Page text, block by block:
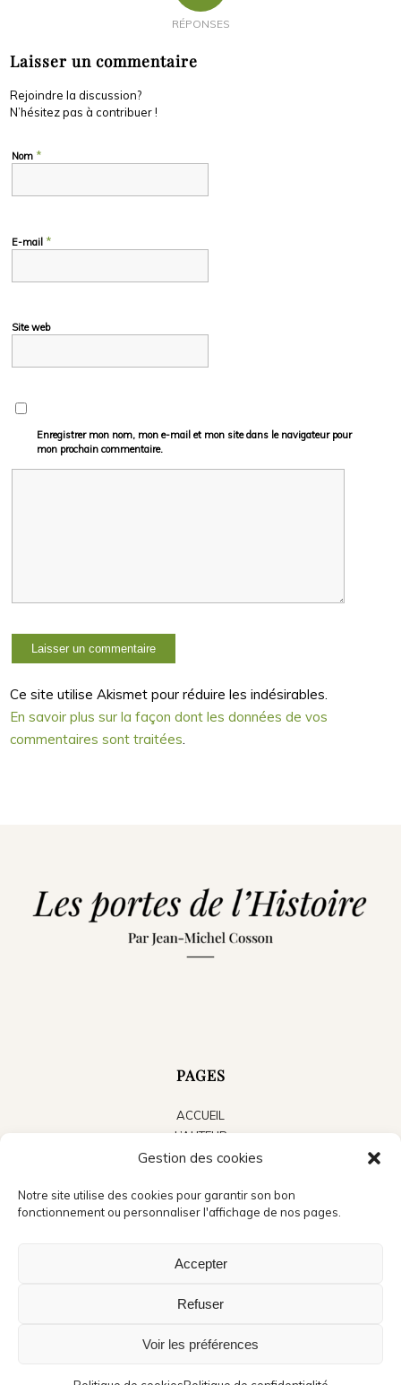
Gestion des cookies
Notre site utilise des cookies pour garantir son bon
fonctionnement ou personnaliser l'affichage de nos pages.
Accepter
Refuser
Voir les préférences
RÉPONSES
Laisser un commentaire
Rejoindre la discussion?
N’hésitez pas à contribuer !
Nom *
E-mail *
Site web
Enregistrer mon nom, mon e-mail et mon site dans le navigateur pour
mon prochain commentaire.
Ce site utilise Akismet pour réduire les indésirables.
En savoir plus sur la façon dont les données de vos
commentaires sont traitées.
PAGES
ACCUEIL
L’AUTEUR
LES LIVRES
ACTUALITÉS
PRESSE
©Copyright - Jean Michel Cosson - Crédits photo accueil : André Méravilles -